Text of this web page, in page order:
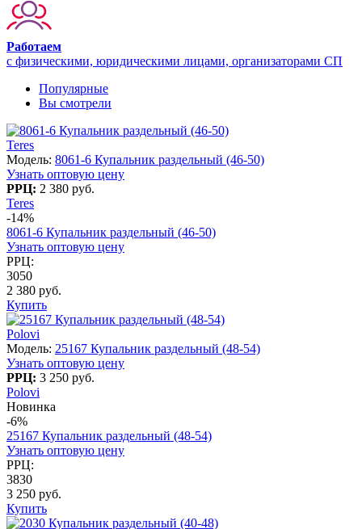
Работаем
с физическими, юридическими лицами, организаторами СП
Популярные
Вы смотрели
Teres
Модель: 8061-6 Купальник раздельный (46-50)
Узнать оптовую цену
РРЦ: 2 380 руб.
Teres
-14%
8061-6 Купальник раздельный (46-50)
Узнать оптовую цену
РРЦ:
3050
2 380 руб.
Купить
Polovi
Модель: 25167 Купальник раздельный (48-54)
Узнать оптовую цену
РРЦ: 3 250 руб.
Polovi
Новинка
-6%
25167 Купальник раздельный (48-54)
Узнать оптовую цену
РРЦ:
3830
3 250 руб.
Купить